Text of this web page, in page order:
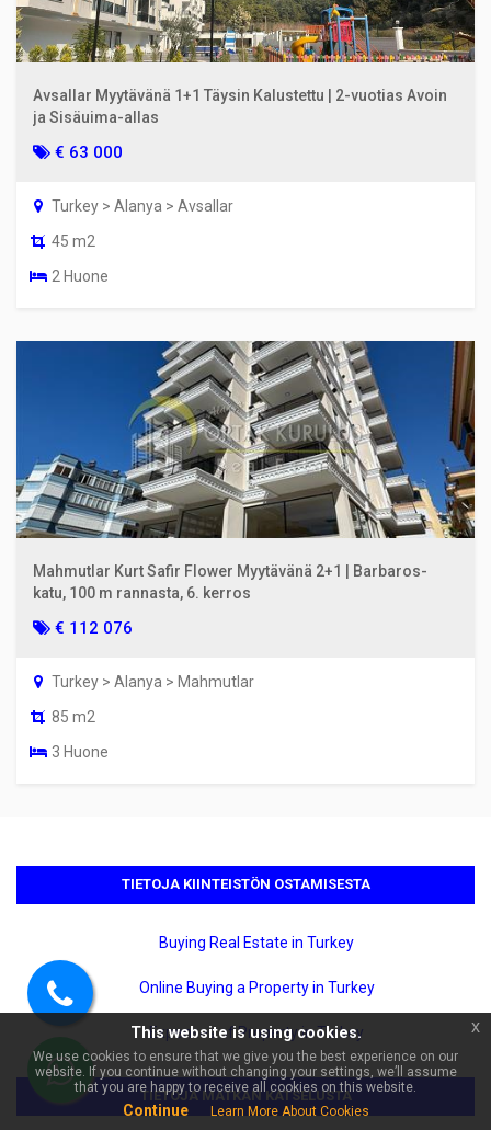
Avsallar Myytävänä 1+1 Täysin Kalustettu | 2-vuotias Avoin
ja Sisäuima-allas
€ 63 000
Turkey > Alanya > Avsallar
45 m2
2 Huone
Mahmutlar Kurt Safir Flower Myytävänä 2+1 | Barbaros-
katu, 100 m rannasta, 6. kerros
€ 112 076
Turkey > Alanya > Mahmutlar
85 m2
3 Huone
TIETOJA KIINTEISTÖN OSTAMISESTA
Buying Real Estate in Turkey
Online Buying a Property in Turkey
Expenses of Property in Turkey
TIETOJA MATKAN KATSELUSTA
Soita
meille
WhatsApp
This website is using cookies.
We use cookies to ensure that we give you the best experience on our
website. If you continue without changing your settings, we’ll assume
that you are happy to receive all cookies on this website.
Continue Learn More About Cookies
x
🏠 Kysy kohteesta Alanya Oba
Ruby Hill Residence Myynnissä
×